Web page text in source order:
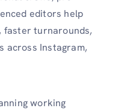
editors help
faster turnarounds,
across Instagram,
working